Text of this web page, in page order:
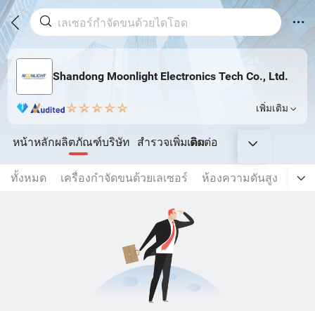
Shandong Moonlight Electronics Tech Co., Ltd.
เพิ่มเติม
หน้าหลักผลิตภัณฑ์บริษัท สำรวจเพิ่มเติมติดต่อ
ทั้งหมด เครื่องกำจัดขนด้วยเลเซอร์ ห้องความดันสูง กา